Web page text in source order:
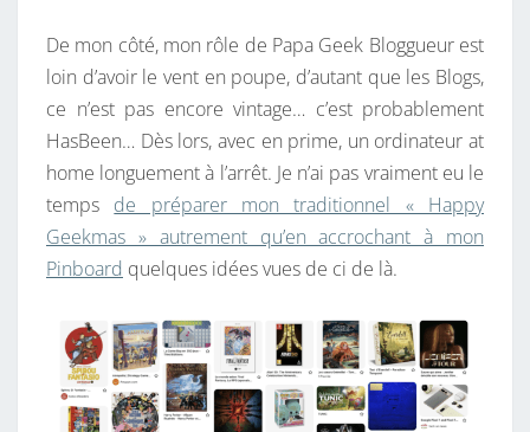
M
A
S
?
De mon côté, mon rôle de Papa Geek Bloggueur est
loin d’avoir le vent en poupe, d’autant que les Blogs,
ce n’est pas encore vintage… c’est probablement
HasBeen… Dès lors, avec en prime, un ordinateur at
home longuement à l’arrêt. Je n’ai pas vraiment eu le
temps de préparer mon traditionnel « Happy
Geekmas » autrement qu’en accrochant à mon
Pinboard quelques idées vues de ci de là.